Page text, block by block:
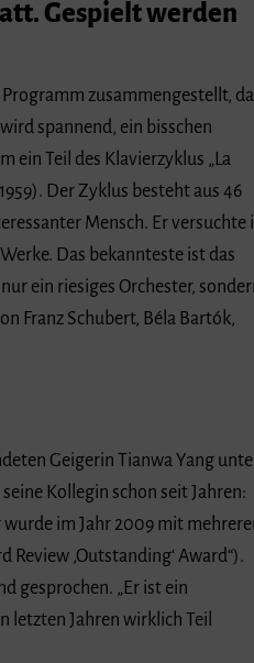
Gespielt werden
zusammengestellt,
spannend, ein bisschen
ein Teil des Klavierzyklus „La
Der Zyklus besteht aus 46
Mensch. Er versuchte
Das bekannteste ist das
ein riesiges Orchester,
Franz Schubert, Béla Bartók,
Geigerin Tianwa Yang
Kollegin schon seit Jahren:
im Jahr 2009 mit
Review ‚Outstanding‘ Award“).
gesprochen. „Er ist ein
letzten Jahren wirklich Teil